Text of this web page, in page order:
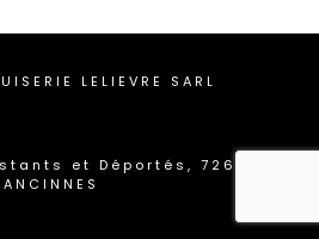
LELIEVRE SARL
et Déportés, 72610
ANCINNES